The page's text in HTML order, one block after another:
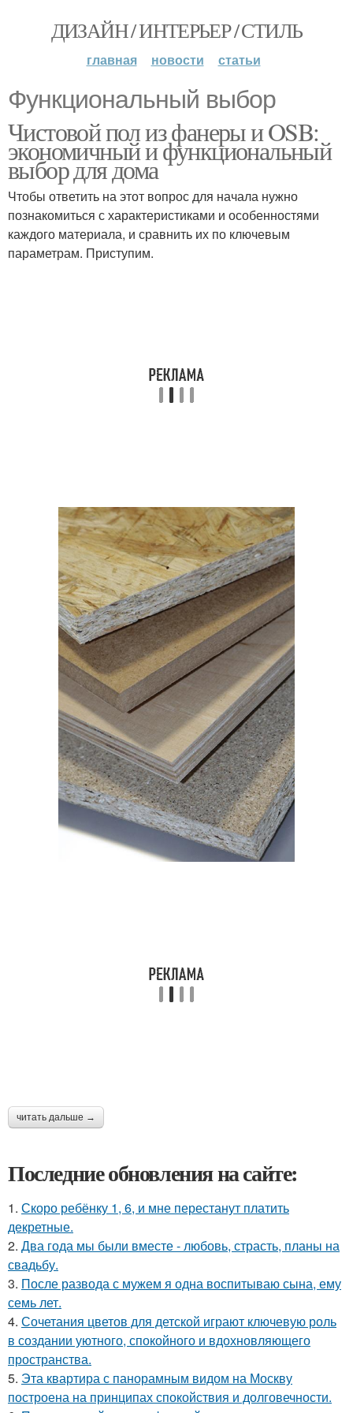
ДИЗАЙН / ИНТЕРЬЕР / СТИЛЬ
главная новости статьи
Функциональный выбор
Чистовой пол из фанеры и OSB:
экономичный и функциональный
выбор для дома
Чтобы ответить на этот вопрос для начала нужно
познакомиться с характеристиками и особенностями
каждого материала, и сравнить их по ключевым
параметрам. Приступим.
читать дальше →
Последние обновления на сайте:
1. Скоро ребёнку 1, 6, и мне перестанут платить
декретные.
2. Два года мы были вместе - любовь, страсть, планы на
свадьбу.
3. После развода с мужем я одна воспитываю сына, ему
семь лет.
4. Сочетания цветов для детской играют ключевую роль
в создании уютного, спокойного и вдохновляющего
пространства.
5. Эта квартира с панорамным видом на Москву
построена на принципах спокойствия и долговечности.